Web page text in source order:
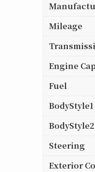
Mileage
Engine
Fuel
BodyStyle1
BodyStyle2
Steering
Exterior